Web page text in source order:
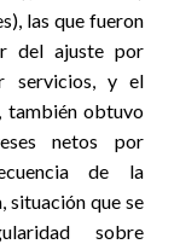
las que fueron
del ajuste por
servicios, y el
también obtuvo
netos por
de la
situación que se
sobre